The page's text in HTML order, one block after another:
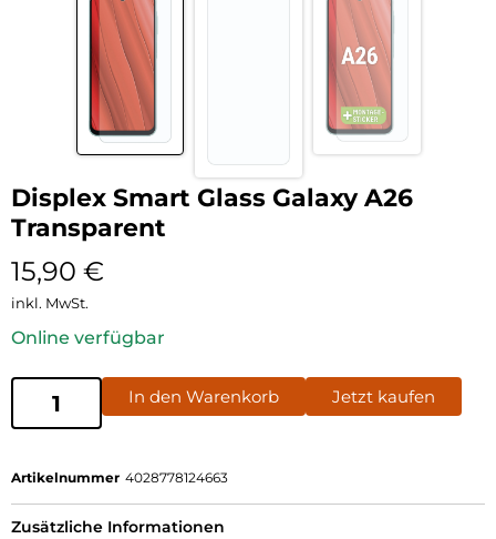
Displex Smart Glass Galaxy A26
Transparent
15,90 €
inkl. MwSt.
Online verfügbar
In den Warenkorb Jetzt kaufen
Artikelnummer 4028778124663
Zusätzliche Informationen